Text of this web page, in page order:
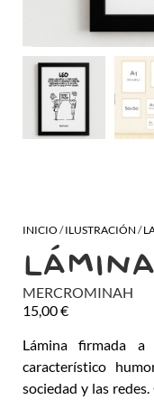
INICIO /ILUSTRACIÓN /
MERCROMINAH
15,00€
Lámina firmada
característico
sociedad y las